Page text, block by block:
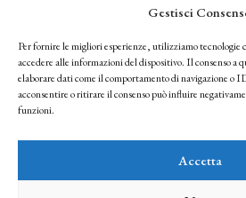
Gestisci
Per fornire le migliori esperienze, utilizziamo tecnologie
accedere alle informazioni del dispositivo. Il consenso a
elaborare dati come il comportamento di navigazione o
acconsentire o ritirare il consenso può influire
funzioni.
Accetta
ISCRIVITI
Facendo clic per iscriverti, riconosci che le tue
seguendo la nostra Privacy Policy
© 2025 Istituto Matteucci. All right reserved
l’autorizzazione scritta dei proprietari dei diritti e